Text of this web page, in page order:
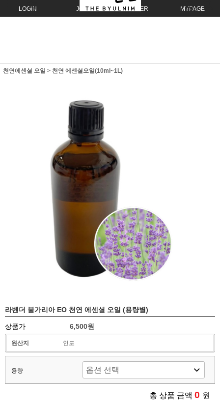
LOGIN JOIN ORDER MYPAGE
천연에센셜 오일 > 천연 에센셜오일(10ml~1L)
라벤더 불가리아 EO 천연 에센셜 오일 (용량별)
상품가 6,500원
원산지 인도
용량
총 상품 금액 0 원